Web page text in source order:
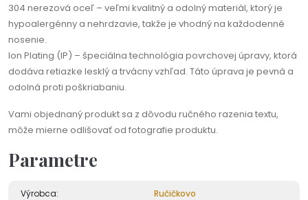
304 nerezová oceľ – veľmi kvalitný a odolný materiál, ktorý je
hypoalergénny a nehrdzavie, takže je vhodný na každodenné
nosenie.
Ion Plating (IP) – špeciálna technológia povrchovej úpravy, ktorá
dodáva retiazke lesklý a trvácny vzhľad. Táto úprava je pevná a
odolná proti poškriabaniu.
Vami objednaný produkt sa z dôvodu ručného razenia textu,
môže mierne odlišovať od fotografie produktu.
Parametre
Výrobca: Ručičkovo